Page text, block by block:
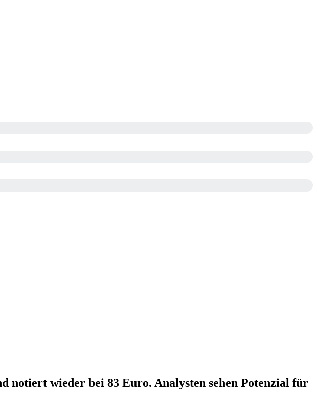
notiert wieder bei 83 Euro. Analysten sehen Potenzial für